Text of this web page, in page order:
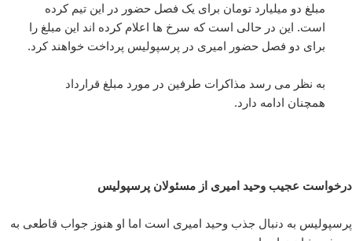
مبلغ دو میلیارد تومان برای یک فصل حضور در این تیم کرده
است. این در حالی است که سرخ ها اعلام کرده اند این مبلغ را
برای دو فصل حضور امیری در پرسپولیس پرداخت خواهند کرد.
به نظر می رسد مذاکرات طرفین در مورد مبلغ قرارداد
همچنان ادامه دارد.
درخواست عجیب وحید امیری از مسئولان پرسپولیس
پرسپولیس به دنبال جذب وحید امیری است اما او هنوز جواب قاطعی به